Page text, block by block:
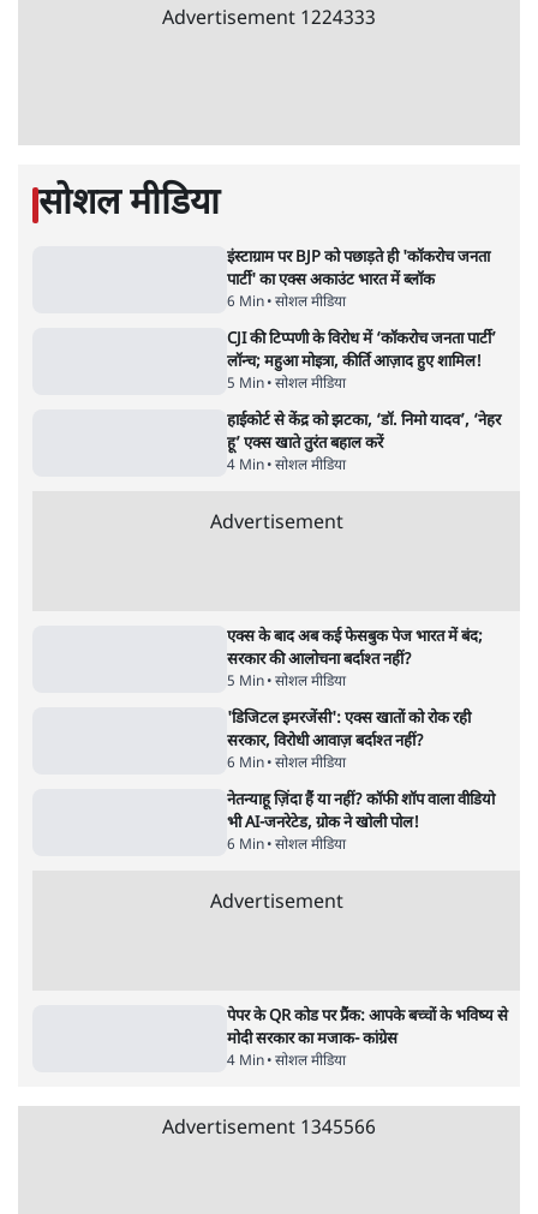
Advertisement 1224333
सोशल मीडिया
इंस्टाग्राम पर BJP को पछाड़ते ही 'कॉकरोच जनता
पार्टी' का एक्स अकाउंट भारत में ब्लॉक
6 Min• सोशल मीडिया
CJI की टिप्पणी के विरोध में ‘कॉकरोच जनता पार्टी’
लॉन्च; महुआ मोइत्रा, कीर्ति आज़ाद हुए शामिल!
5 Min• सोशल मीडिया
हाईकोर्ट से केंद्र को झटका, ‘डॉ. निमो यादव’, ‘नेहर
हू’ एक्स खाते तुरंत बहाल करें
4 Min• सोशल मीडिया
Advertisement
एक्स के बाद अब कई फेसबुक पेज भारत में बंद;
सरकार की आलोचना बर्दाश्त नहीं?
5 Min• सोशल मीडिया
'डिजिटल इमरजेंसी': एक्स खातों को रोक रही
सरकार, विरोधी आवाज़ बर्दाश्त नहीं?
6 Min• सोशल मीडिया
नेतन्याहू ज़िंदा हैं या नहीं? कॉफी शॉप वाला वीडियो
भी AI-जनरेटेड, ग्रोक ने खोली पोल!
6 Min• सोशल मीडिया
Advertisement
पेपर के QR कोड पर प्रैंक: आपके बच्चों के भविष्य से
मोदी सरकार का मजाक- कांग्रेस
4 Min• सोशल मीडिया
Advertisement 1345566